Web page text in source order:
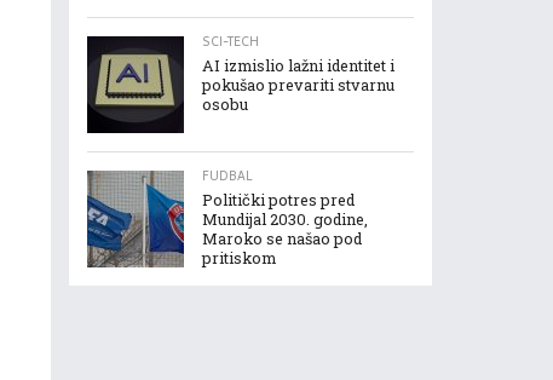
SCI-TECH
AI izmislio lažni identitet i
pokušao prevariti stvarnu
osobu
FUDBAL
Politički potres pred
Mundijal 2030. godine,
Maroko se našao pod
pritiskom